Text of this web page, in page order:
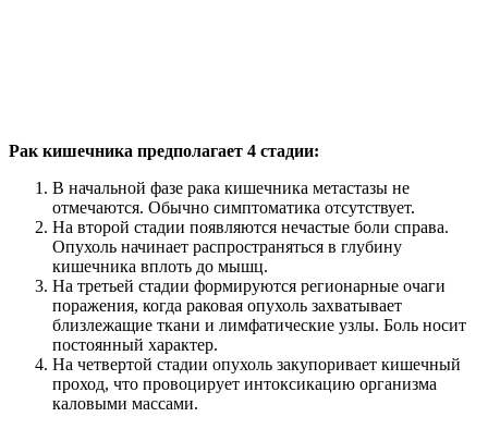
Рак кишечника предполагает 4 стадии:
В начальной фазе рака кишечника метастазы не
отмечаются. Обычно симптоматика отсутствует.
На второй стадии появляются нечастые боли справа.
Опухоль начинает распространяться в глубину
кишечника вплоть до мышц.
На третьей стадии формируются регионарные очаги
поражения, когда раковая опухоль захватывает
близлежащие ткани и лимфатические узлы. Боль носит
постоянный характер.
На четвертой стадии опухоль закупоривает кишечный
проход, что провоцирует интоксикацию организма
каловыми массами.